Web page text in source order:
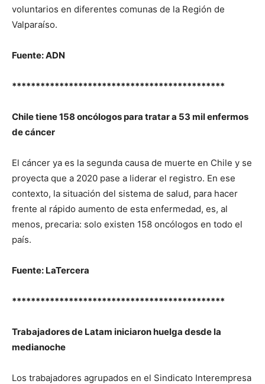
voluntarios en diferentes comunas de la Región de
Valparaíso.
Fuente: ADN
*********************************************
Chile tiene 158 oncólogos para tratar a 53 mil enfermos
de cáncer
El cáncer ya es la segunda causa de muerte en Chile y se
proyecta que a 2020 pase a liderar el registro. En ese
contexto, la situación del sistema de salud, para hacer
frente al rápido aumento de esta enfermedad, es, al
menos, precaria: solo existen 158 oncólogos en todo el
país.
Fuente: LaTercera
*********************************************
Trabajadores de Latam iniciaron huelga desde la
medianoche
Los trabajadores agrupados en el Sindicato Interempresa